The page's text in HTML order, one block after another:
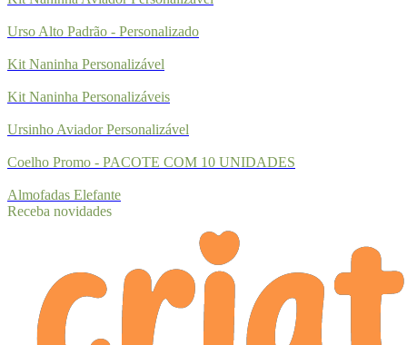
Urso Alto Padrão - Personalizado
Kit Naninha Personalizável
Kit Naninha Personalizáveis
Ursinho Aviador Personalizável
Coelho Promo - PACOTE COM 10 UNIDADES
Almofadas Elefante
Receba novidades